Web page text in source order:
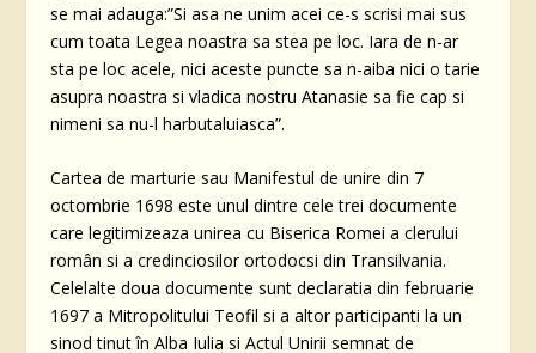
se mai adauga:”Si asa ne unim acei ce-s scrisi mai sus
cum toata Legea noastra sa stea pe loc. Iara de n-ar
sta pe loc acele, nici aceste puncte sa n-aiba nici o tarie
asupra noastra si vladica nostru Atanasie sa fie cap si
nimeni sa nu-l harbutaluiasca”.
Cartea de marturie sau Manifestul de unire din 7
octombrie 1698 este unul dintre cele trei documente
care legitimizeaza unirea cu Biserica Romei a clerului
român si a credinciosilor ortodocsi din Transilvania.
Celelalte doua documente sunt declaratia din februarie
1697 a Mitropolitului Teofil si a altor participanti la un
sinod tinut în Alba Iulia si Actul Unirii semnat de